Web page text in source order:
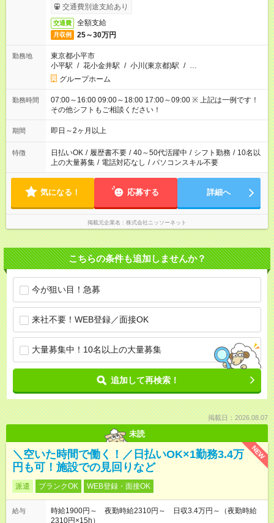
交通費別途支給あり
交通費 全額支給
月収例 25～30万円
勤務地
東京都小平市
小平駅 / 花小金井駅 / 小川(東京都)駅 / …
グループホーム
勤務時間
07:00～16:00 09:00～18:00 17:00～09:00 ※ 上記は一例です！
その他シフトもご相談ください！
期間 即日～2ヶ月以上
特徴 日払いOK / 履歴書不要 / 40～50代活躍中 / シフト勤務 / 10名以
上の大量募集 / 電話対応なし / パソコンスキル不要
気になる！ 応募する 詳細へ
掲載元企業名 株式会社ニッソーネット
こちらの条件も追加しませんか？
今が狙い目！急募
来社不要！WEB登録／面接OK
大量募集中！10名以上の大量募集
追加して再検索！
掲載日：2026.08.07
未読
NEW
＼空いた時間で働く！／日払いOK×1勤務3.4万
円も可！施設での見回りなど
派遣 ブランクOK WEB登録・面接OK
給与
時給1900円～ 夜勤時給2310円～ 日収3.4万円～（夜勤時給
2310円×15h）